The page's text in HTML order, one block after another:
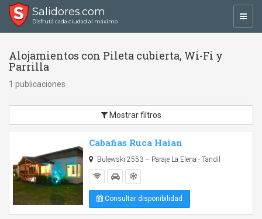
Salidores.com
Disfrutá cada ciudad al máximo
Alojamientos con Pileta cubierta, Wi-Fi y
Parrilla
1 publicaciones
Mostrar filtros
Cabañas Ruca Haian
Bulewski 2553 – Paraje La Elena - Tandil
Consultar disponibilidad